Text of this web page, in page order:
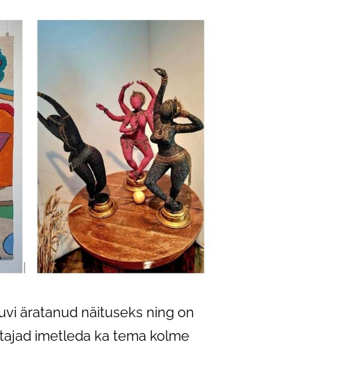
äratanud näituseks ning on
imetleda ka tema kolme